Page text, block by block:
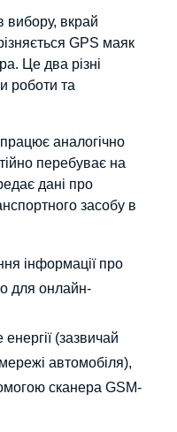
вибору, вкрай
GPS маяк
Це два різні
роботи та
аналогічно
перебуває на
дані про
засобу в
інформації про
для онлайн-
(зазвичай
автомобіля),
сканера GSM-